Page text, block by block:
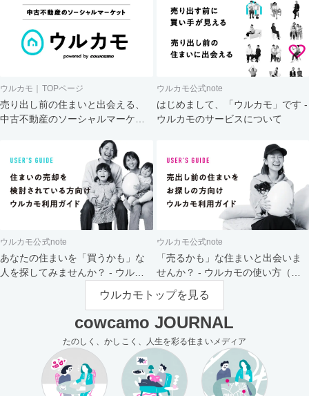
ウルカモ｜TOPページ
売り出し前の住まいと出会える、
中古不動産のソーシャルマーケッ
ウルカモ公式note
はじめまして、「ウルカモ」です -
ウルカモのサービスについて
ウルカモ公式note
あなたの住まいを「買うかも」な
人を探してみませんか？ - ウルカ
ウルカモ公式note
「売るかも」な住まいと出会いま
せんか？ - ウルカモの使い方（買
主さま向け）
ウルカモトップを見る
cowcamo JOURNAL
たのしく、かしこく、人生を彩る住まいメディア